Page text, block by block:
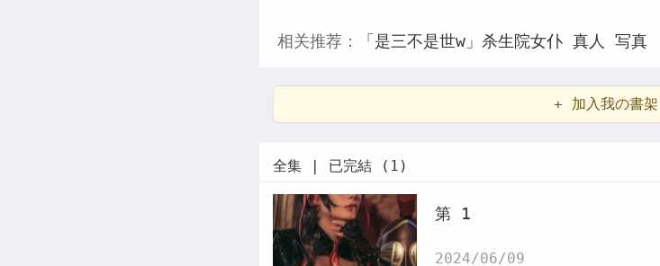
相关推荐： 「是三不是世w」杀生院女仆 真人 写真
+ 加入我の書架
全集 | 已完結 (1)
第 1
2024/06/09